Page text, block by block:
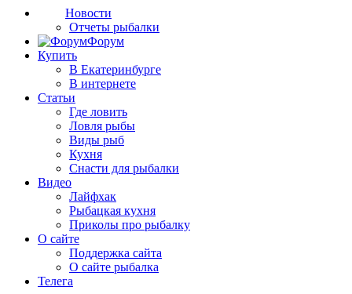
Новости
Отчеты рыбалки
Форум
Купить
В Екатеринбурге
В интернете
Статьи
Где ловить
Ловля рыбы
Виды рыб
Кухня
Снасти для рыбалки
Видео
Лайфхак
Рыбацкая кухня
Приколы про рыбалку
О сайте
Поддержка сайта
О сайте рыбалка
Телега